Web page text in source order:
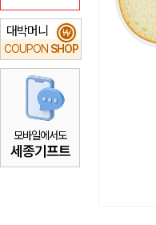
대박머니
COUPON SHOP
₩
모바일에서도
세종기프트